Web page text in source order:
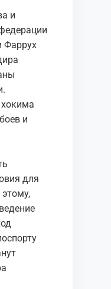
и
Фаррух
и
для